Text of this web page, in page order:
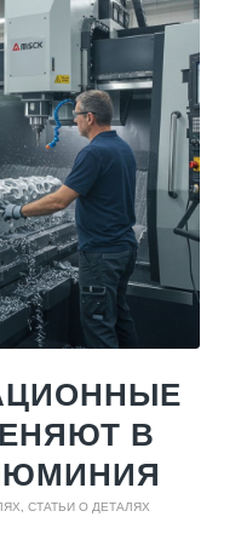
В
СТАТЬИ О ДЕТАЛЯХ